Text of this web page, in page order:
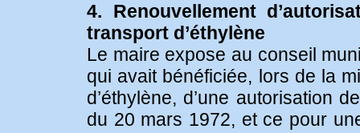
4. Renouvellement
transport d’éthylène
Le maire expose au conseil
qui avait bénéficiée, lors de la
d’éthylène, d’une autorisation
du 20 mars 1972, et ce pour